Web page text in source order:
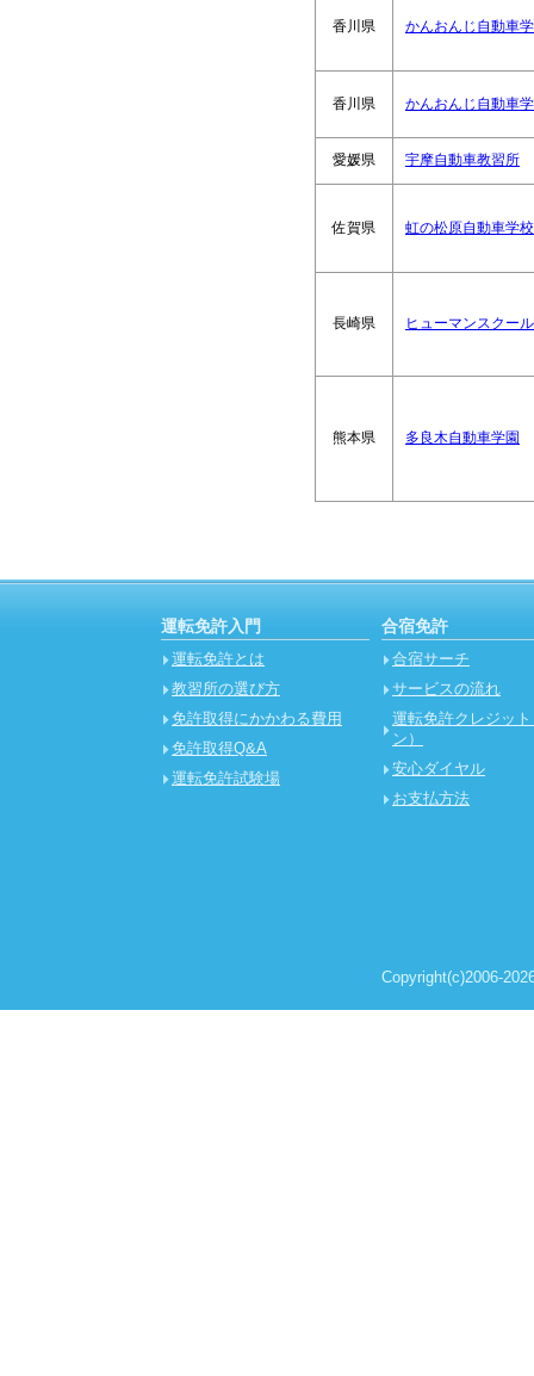
香川県 かんおんじ自動車
香川県 かんおんじ自動車
愛媛県 宇摩自動車教習所
佐賀県 虹の松原自動車学校
長崎県 ヒューマンスクー
熊本県 多良木自動車学園
運転免許入門
運転免許とは
教習所の選び方
免許取得にかかわる費用
免許取得Q&A
運転免許試験場
合宿免許
合宿サーチ
サービスの流れ
運転免許クレジッ
ン）
安心ダイヤル
お支払方法
Copyright(c)2006-